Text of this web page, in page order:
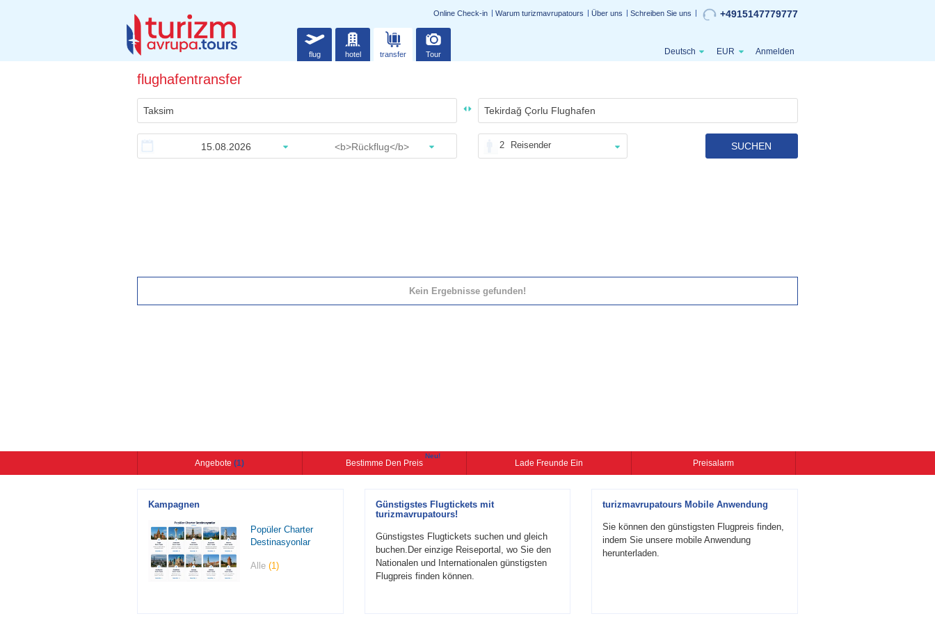
Online Check-in Warum turizmavrupatours Über uns Schreiben Sie uns +4915147779777
flug hotel transfer Tour Deutsch EUR Anmelden
flughafentransfer
2 Reisender SUCHEN
Kein Ergebnisse gefunden!
Angebote(1) Bestimme Den Preis
Neu!
Lade Freunde Ein Preisalarm
Kampagnen
Popüler Charter
Destinasyonlar
Alle(1)
Günstigstes Flugtickets mit
turizmavrupatours!
Günstigstes Flugtickets suchen und gleich
buchen.Der einzige Reiseportal, wo Sie den
Nationalen und Internationalen günstigsten
Flugpreis finden können.
turizmavrupatours Mobile Anwendung
Sie können den günstigsten Flugpreis finden,
indem Sie unsere mobile Anwendung
herunterladen.